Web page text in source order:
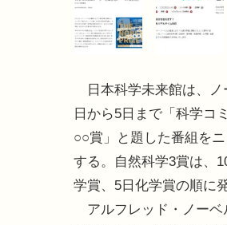
日本科学未来館は、ノ
日から5日まで「科学コ
○○賞」と題した番組を
する。自然科学3賞は、
学賞、5日化学賞の順に
アルフレッド・ノーベ